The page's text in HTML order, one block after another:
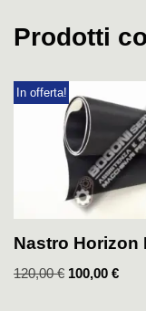
Prodotti
In offerta!
Nastro Horizon
120,00€ 100,00 €